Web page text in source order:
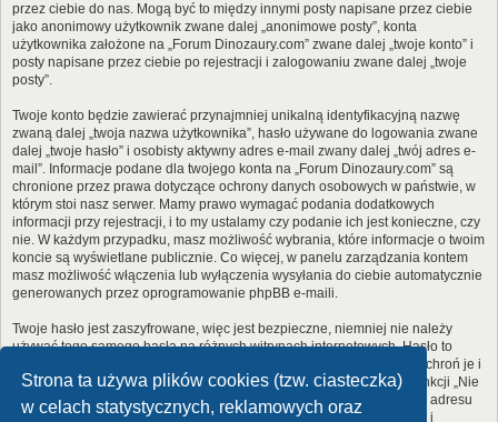
Strona ta używa plików cookies (tzw. ciasteczka)
w celach statystycznych, reklamowych oraz
przez ciebie do nas. Mogą być to między innymi posty napisane przez ciebie
jako anonimowy użytkownik zwane dalej „anonimowe posty”, konta
użytkownika założone na „Forum Dinozaury.com” zwane dalej „twoje konto” i
posty napisane przez ciebie po rejestracji i zalogowaniu zwane dalej „twoje
posty”.
Twoje konto będzie zawierać przynajmniej unikalną identyfikacyjną nazwę
zwaną dalej „twoja nazwa użytkownika”, hasło używane do logowania zwane
dalej „twoje hasło” i osobisty aktywny adres e-mail zwany dalej „twój adres e-
mail”. Informacje podane dla twojego konta na „Forum Dinozaury.com” są
chronione przez prawa dotyczące ochrony danych osobowych w państwie, w
którym stoi nasz serwer. Mamy prawo wymagać podania dodatkowych
informacji przy rejestracji, i to my ustalamy czy podanie ich jest konieczne, czy
nie. W każdym przypadku, masz możliwość wybrania, które informacje o twoim
koncie są wyświetlane publicznie. Co więcej, w panelu zarządzania kontem
masz możliwość włączenia lub wyłączenia wysyłania do ciebie automatycznie
generowanych przez oprogramowanie phpBB e-maili.
Twoje hasło jest zaszyfrowane, więc jest bezpieczne, niemniej nie należy
używać tego samego hasła na różnych witrynach internetowych. Hasło to
umożliwia dostęp do twojego konta na „Forum Dinozaury.com”, więc chroń je i
w żadnym wypadku nie podawajnikomu. Jeśli je zapomnisz, użyj funkcji „Nie
pamiętam hasła”. Witryna poprosi cię o podanie nazwy użytkownika i adresu
e-mail. Po podaniu tych danych zostanie wygenerowane nowe hasło i